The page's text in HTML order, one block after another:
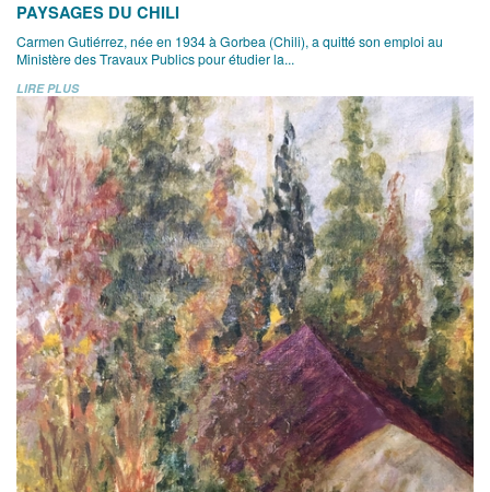
PAYSAGES DU CHILI
Carmen Gutiérrez, née en 1934 à Gorbea (Chili), a quitté son emploi au
Ministère des Travaux Publics pour étudier la...
LIRE PLUS